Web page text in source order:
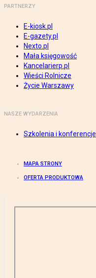
PARTNERZY
E-kiosk.pl
E-gazety.pl
Nexto.pl
Mała księgowość
Kancelarierp.pl
Wieści Rolnicze
Życie Warszawy
NASZE WYDARZENIA
Szkolenia i konferencje
MAPA STRONY
OFERTA PRODUKTOWA